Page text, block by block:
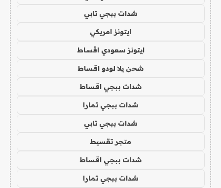
شدات ببجي تابي
ايتونز امريكي
ايتونز سعودي اقساط
شحن يلا لودو اقساط
شدات ببجي اقساط
شدات ببجي تمارا
شدات ببجي تابي
متجر تقسيط
شدات ببجي اقساط
شدات ببجي تمارا